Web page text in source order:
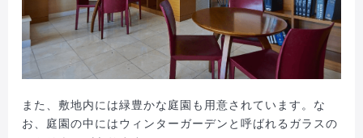
また、敷地内には緑豊かな庭園も用意されています。な
お、庭園の中にはウィンターガーデンと呼ばれるガラスの